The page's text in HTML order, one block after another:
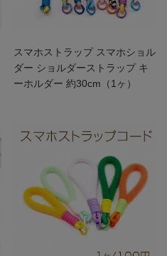
スマホストラップ スマホショル
ダー ショルダーストラップ キ
ーホルダー 約30cm（1ヶ）